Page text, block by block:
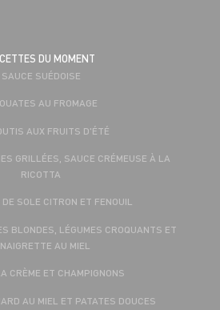
DU MOMENT
SAUCE SUÉDOISE
AU FROMAGE
AUX FRUITS D'ÉTÉ
GRILLÉES, SAUCE CRÉMEUSE À LA
RICOTTA
SOLE CITRON ET FENOUIL
BLONDES, LÉGUMES CROQUANTS ET
AU MIEL
CRÈME ET CHAMPIGNONS
AU MIEL ET PATATES DOUCES